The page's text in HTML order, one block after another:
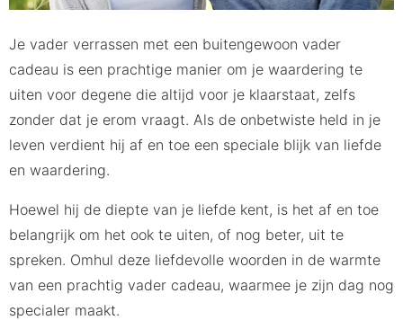
Je vader verrassen met een buitengewoon vader
cadeau is een prachtige manier om je waardering te
uiten voor degene die altijd voor je klaarstaat, zelfs
zonder dat je erom vraagt. Als de onbetwiste held in je
leven verdient hij af en toe een speciale blijk van liefde
en waardering.
Hoewel hij de diepte van je liefde kent, is het af en toe
belangrijk om het ook te uiten, of nog beter, uit te
spreken. Omhul deze liefdevolle woorden in de warmte
van een prachtig vader cadeau, waarmee je zijn dag nog
specialer maakt.